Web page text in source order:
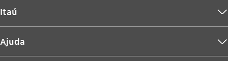
Itaú seta_baixo
Ajuda seta_baixo